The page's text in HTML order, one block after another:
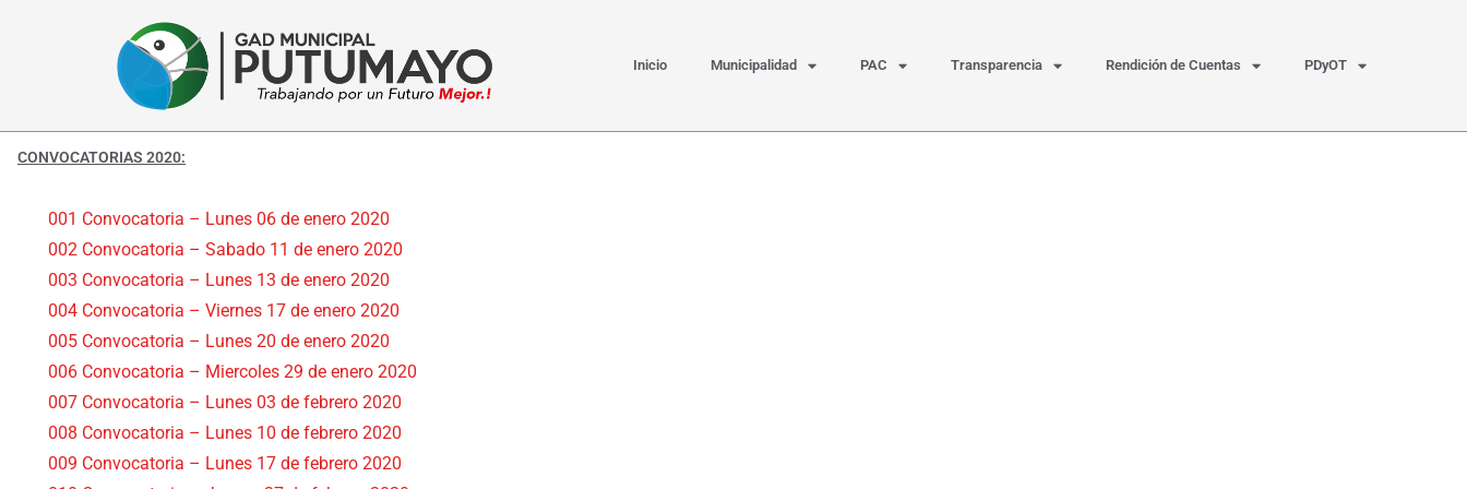
Inicio Municipalidad PAC Transparencia Rendición de Cuentas PDyOT
CONVOCATORIAS 2020:
001 Convocatoria – Lunes 06 de enero 2020
002 Convocatoria – Sabado 11 de enero 2020
003 Convocatoria – Lunes 13 de enero 2020
004 Convocatoria – Viernes 17 de enero 2020
005 Convocatoria – Lunes 20 de enero 2020
006 Convocatoria – Miercoles 29 de enero 2020
007 Convocatoria – Lunes 03 de febrero 2020
008 Convocatoria – Lunes 10 de febrero 2020
009 Convocatoria – Lunes 17 de febrero 2020